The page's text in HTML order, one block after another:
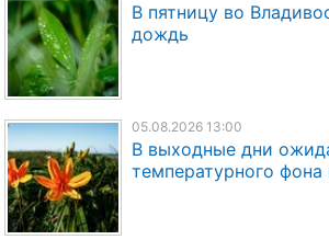
В пятницу во
дождь
05.08.2026 13:00
В выходные дни
температурного